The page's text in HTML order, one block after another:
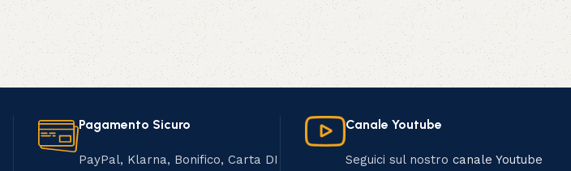
Pagamento Sicuro
PayPal, Klarna, Bonifico, Carta DI
Canale Youtube
Seguici sul nostro canale Youtube